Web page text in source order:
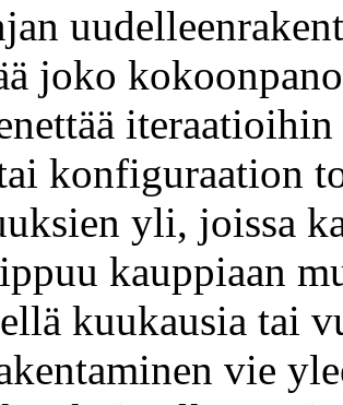
joko
konfiguraation
yli, joissa
kauppiaan
kuukausia tai
vie